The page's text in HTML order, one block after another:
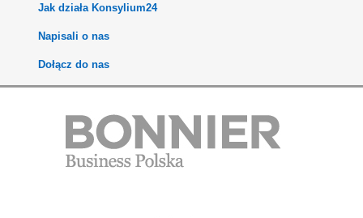
Jak działa Konsylium24
Napisali o nas
Dołącz do nas